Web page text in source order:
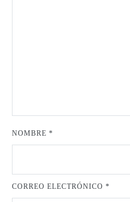
NOMBRE *
CORREO ELECTRÓNICO *